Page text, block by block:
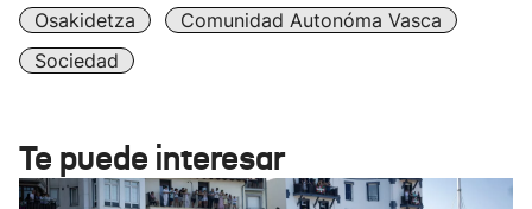
Osakidetza
Comunidad Autonóma Vasca
Sociedad
Te puede interesar